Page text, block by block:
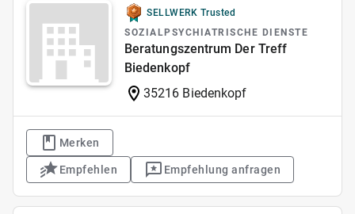
SELLWERK Trusted
SOZIALPSYCHIATRISCHE DIENSTE
Beratungszentrum Der Treff
Biedenkopf
35216 Biedenkopf
Merken
Empfehlen Empfehlung anfragen